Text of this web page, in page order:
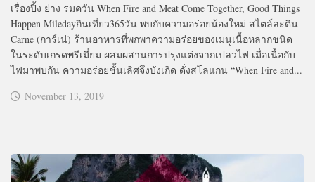
เรื่องปิ้ง ย่าง รมควัน When Fire and Meat Come Together, Good Things
Happen Miledayกินเที่ยว365วัน พบกับความอร่อยน้องใหม่ สไตล์ละติน
Carne (การ์เน่) ร้านอาหารที่พกพาความอร่อยของเมนูเนื้อหลากชนิด
ในระดับเกรดพรีเมี่ยม ผสมผสานการปรุงแต่งจากเปลวไฟ เมื่อเนื้อกับ
ไฟมาพบกัน ความอร่อยชั้นเลิศจึงบังเกิด ดั่งสโลแกน “When Fire and...
November 13, 2019